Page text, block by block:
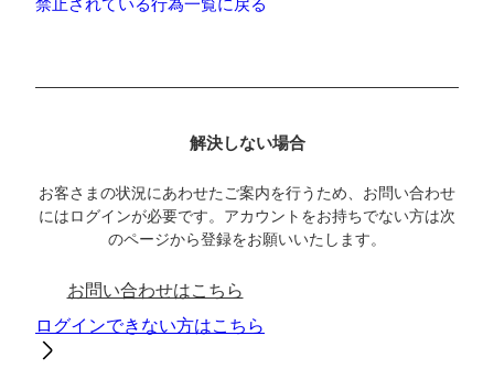
禁止されている行為一覧に戻る
解決しない場合
お客さまの状況にあわせたご案内を行うため、お問い合わせ
にはログインが必要です。アカウントをお持ちでない方は次
のページから登録をお願いいたします。
お問い合わせはこちら
ログインできない方はこちら